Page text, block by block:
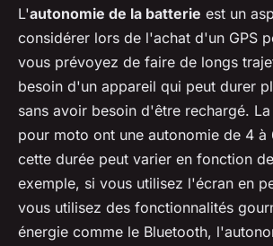
L'autonomie de la batterie est un
considérer lors de l'achat d'un GPS
vous prévoyez de faire de longs
besoin d'un appareil qui peut durer
sans avoir besoin d'être rechargé.
pour moto ont une autonomie de 4 à
cette durée peut varier en fonction
exemple, si vous utilisez l'écran en
vous utilisez des fonctionnalités
énergie comme le Bluetooth,